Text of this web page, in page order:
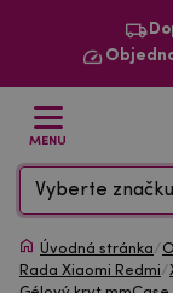
MENU
Vyberte
Úvodná stránka/
Rada Xiaomi Redmi/